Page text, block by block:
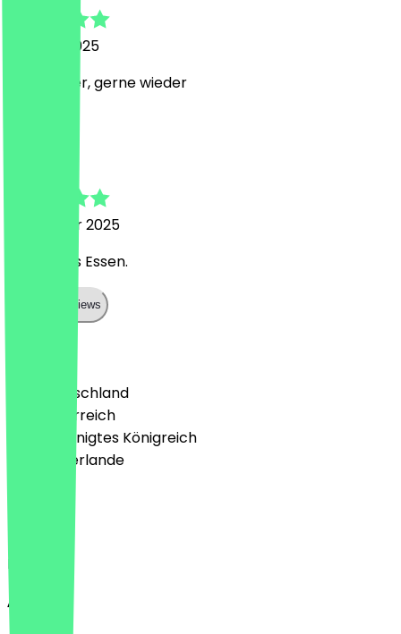
16. März 2025
Sehr lecker, gerne wieder
12. Februar 2025
Sehr tolles Essen.
Show all reviews
🇩🇪 Deutschland
🇦🇹 Österreich
🇬🇧 Vereinigtes Königreich
🇳🇱 Niederlande
Deutsch
English
About